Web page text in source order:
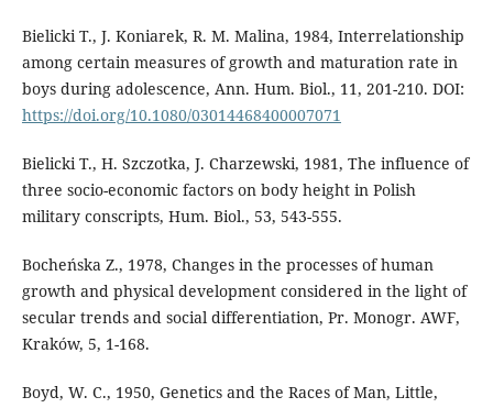
Bielicki T., J. Koniarek, R. M. Malina, 1984, Interrelationship
among certain measures of growth and maturation rate in
boys during adolescence, Ann. Hum. Biol., 11, 201-210. DOI:
https://doi.org/10.1080/03014468400007071
Bielicki T., H. Szczotka, J. Charzewski, 1981, The influence of
three socio-economic factors on body height in Polish
military conscripts, Hum. Biol., 53, 543-555.
Bocheńska Z., 1978, Changes in the processes of human
growth and physical development considered in the light of
secular trends and social differentiation, Pr. Monogr. AWF,
Kraków, 5, 1-168.
Boyd, W. C., 1950, Genetics and the Races of Man, Little,